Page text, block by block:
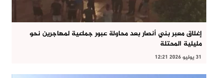
إغلاق معبر بني أنصار بعد محاولة عبور جماعية لمهاجرين نحو
مليلية المحتلة
31 يوليو 2026 12:21